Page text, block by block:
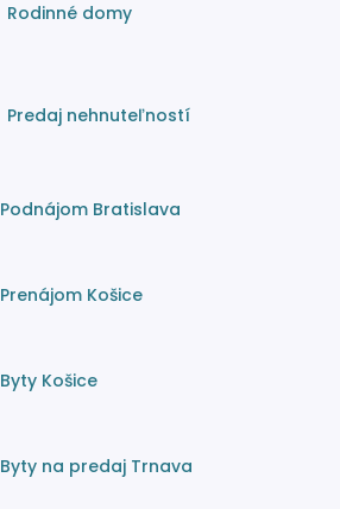
Rodinné domy
Predaj nehnuteľností
Podnájom Bratislava
Prenájom Košice
Byty Košice
Byty na predaj Trnava